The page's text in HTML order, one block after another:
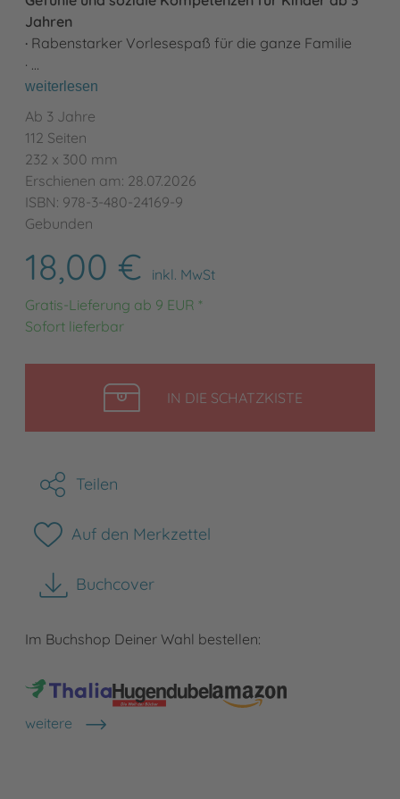
Jahren
· Rabenstarker Vorlesespaß für die ganze Familie
· …
weiterlesen
Ab 3 Jahre
112 Seiten
232 x 300 mm
Erschienen am: 28.07.2026
ISBN: 978-3-480-24169-9
Gebunden
18,00 €
inkl. MwSt
Gratis-Lieferung ab 9 EUR *
Sofort lieferbar
IN DIE SCHATZKISTELEGEN
Teilen
Auf den Merkzettel
Buchcover
herunterladen
Im Buchshop Deiner Wahl bestellen:
weitere
Shops anzeigen